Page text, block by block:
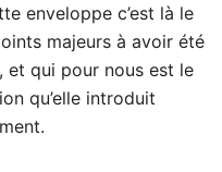
enveloppe c’est là le
majeurs à avoir été
et qui pour nous est le
qu’elle introduit